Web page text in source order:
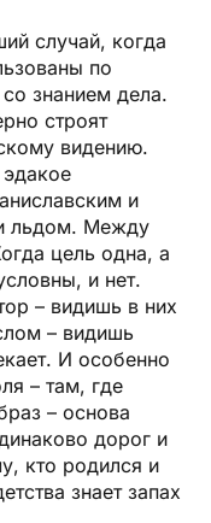
случай, когда
по
знанием дела.
строят
видению.
и
льдом. Между
цель одна, а
и нет.
– видишь в них
– видишь
И особенно
– там, где
– основа
дорог и
кто родился и
знает запах